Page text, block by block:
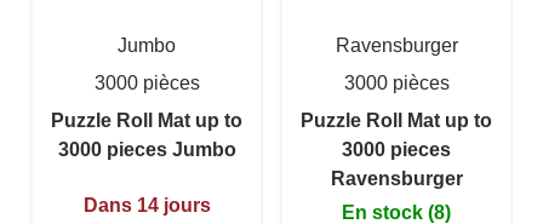
Jumbo
3000 pièces
Puzzle Roll Mat up to
3000 pieces Jumbo
Dans 14 jours
Ravensburger
3000 pièces
Puzzle Roll Mat up to
3000 pieces
Ravensburger
En stock (8)